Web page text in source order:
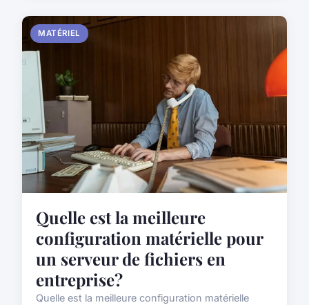
MATÉRIEL
Quelle est la meilleure
configuration matérielle pour
un serveur de fichiers en
entreprise?
Quelle est la meilleure configuration matérielle